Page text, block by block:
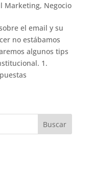
Marketing, Negocio
el email y su
no estábamos
algunos tips
1.